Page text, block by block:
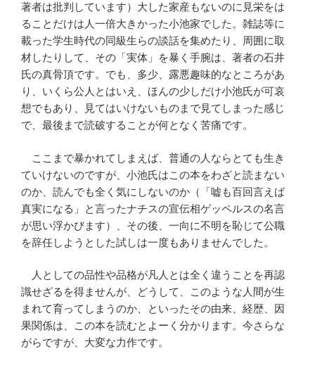
著者は批判しています）大した家産もないのに見栄をは
ることだけは人一倍大きかった小池家でした。雑誌等に
載った学生時代の同級生らの談話を集めたり、周囲に取
材したりして、その「実体」を暴く手腕は、著者の石井
氏の真骨頂です。でも、多少、露悪趣味的なところがあ
り、いくら公人とはいえ、ほんの少しだけ小池氏が可哀
想でもあり、見てはいけないものまで見てしまった感じ
で、最後まで読破することが何となく苦痛です。
ここまで暴かれてしまえば、普通の人ならとても生き
ていけないのですが、小池氏はこの本をわざと読まない
のか、読んでも全く気にしないのか（「嘘も百回言えば
真実になる」と言ったナチスの宣伝相ゲッペルスの名言
が思い浮かびます）、その後、一向に不明を恥じて公職
を辞任しようとした試しは一度もありませんでした。
人としての品性や品格が凡人とは全く違うことを再認
識せざるを得ませんが、どうして、このような人間が生
まれて育ってしまうのか、といったその由来、経歴、因
果関係は、この本を読むとよーく分かります。今さらな
がらですが、大変な力作です。